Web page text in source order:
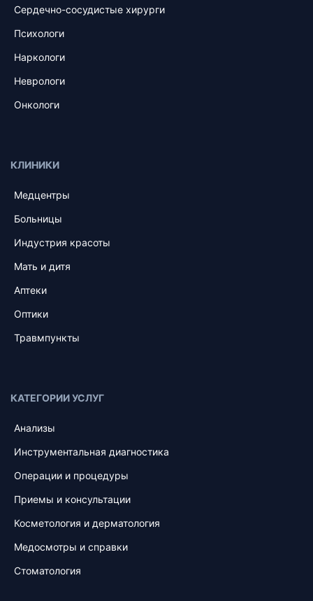
Сердечно-сосудистые хирурги
Психологи
Наркологи
Неврологи
Онкологи
КЛИНИКИ
Медцентры
Больницы
Индустрия красоты
Мать и дитя
Аптеки
Оптики
Травмпункты
КАТЕГОРИИ УСЛУГ
Анализы
Инструментальная диагностика
Операции и процедуры
Приемы и консультации
Косметология и дерматология
Медосмотры и справки
Стоматология